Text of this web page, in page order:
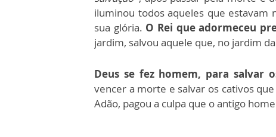
iluminou todos aqueles que estavam
sua glória. O Rei que adormeceu
jardim, salvou aquele que, no jardim
Deus se fez homem, para salvar
vencer a morte e salvar os cativos
Adão, pagou a culpa que o antigo